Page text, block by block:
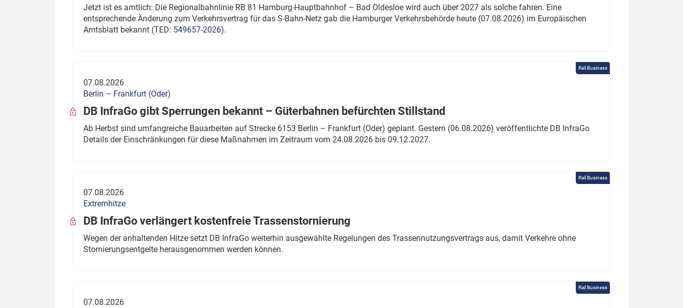
Jetzt ist es amtlich: Die Regionalbahnlinie RB 81 Hamburg-Hauptbahnhof – Bad Oldesloe wird auch über 2027 als solche fahren. Eine
entsprechende Änderung zum Verkehrsvertrag für das S-Bahn-Netz gab die Hamburger Verkehrsbehörde heute (07.08.2026) im Europäischen
Amtsblatt bekannt (TED: 549657-2026).
Rail Business
07.08.2026
Berlin – Frankfurt (Oder)
DB InfraGo gibt Sperrungen bekannt – Güterbahnen befürchten Stillstand
Ab Herbst sind umfangreiche Bauarbeiten auf Strecke 6153 Berlin – Frankfurt (Oder) geplant. Gestern (06.08.2026) veröffentlichte DB InfraGo
Details der Einschränkungen für diese Maßnahmen im Zeitraum vom 24.08.2026 bis 09.12.2027.
Rail Business
07.08.2026
Extremhitze
DB InfraGo verlängert kostenfreie Trassenstornierung
Wegen der anhaltenden Hitze setzt DB InfraGo weiterhin ausgewählte Regelungen des Trassennutzungsvertrags aus, damit Verkehre ohne
Stornierungsentgelte herausgenommen werden können.
Rail Business
07.08.2026